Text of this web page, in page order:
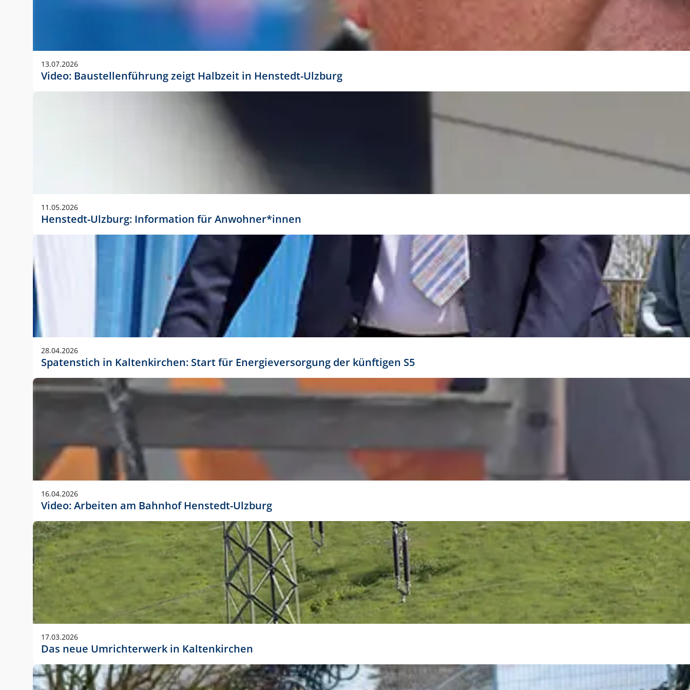
Anwendungsgröße im Layout:
Die Logohöhe beträgt 4 – 10 % der jeweiligen Formathöhe. Daraus ergeben sich für gängige Formate
folgende fest definierte Anwendungsgrößen im Layout:
DIN A3 – 15 mm hoch (5 %)
DIN A1 – 39 mm hoch (5 %)
DIN lang – 10 mm hoch (5 %)
1080 x 1080 px – 78 px hoch (7 %)
In Ausnahmefällen darf das Logo jedoch auch größer oder kleiner gesetzt werden. Dazu bedarf es jedoch
stets der vorherigen Absprache mit der Marketingabteilung.
13.07.2026
Video: Baustellenführung zeigt Halbzeit in Henstedt-Ulzburg
11.05.2026
Henstedt-Ulzburg: Information für Anwohner*innen
28.04.2026
Spatenstich in Kaltenkirchen: Start für Energieversorgung der künftigen S5
16.04.2026
Video: Arbeiten am Bahnhof Henstedt-Ulzburg
17.03.2026
Das neue Umrichterwerk in Kaltenkirchen